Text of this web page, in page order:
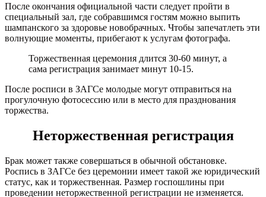
После окончания официальной части следует пройти в
специальный зал, где собравшимся гостям можно выпить
шампанского за здоровье новобрачных. Чтобы запечатлеть эти
волнующие моменты, прибегают к услугам фотографа.
Торжественная церемония длится 30-60 минут, а
сама регистрация занимает минут 10-15.
После росписи в ЗАГСе молодые могут отправиться на
прогулочную фотосессию или в место для празднования
торжества.
Неторжественная регистрация
Брак может также совершаться в обычной обстановке.
Роспись в ЗАГСе без церемонии имеет такой же юридический
статус, как и торжественная. Размер госпошлины при
проведении неторжественной регистрации не изменяется.